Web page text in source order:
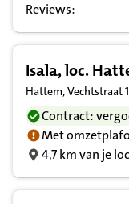
Reviews:
Isala, loc.
Hattem, Vechtstraat 1
Contract:
Met
4,7 km van je